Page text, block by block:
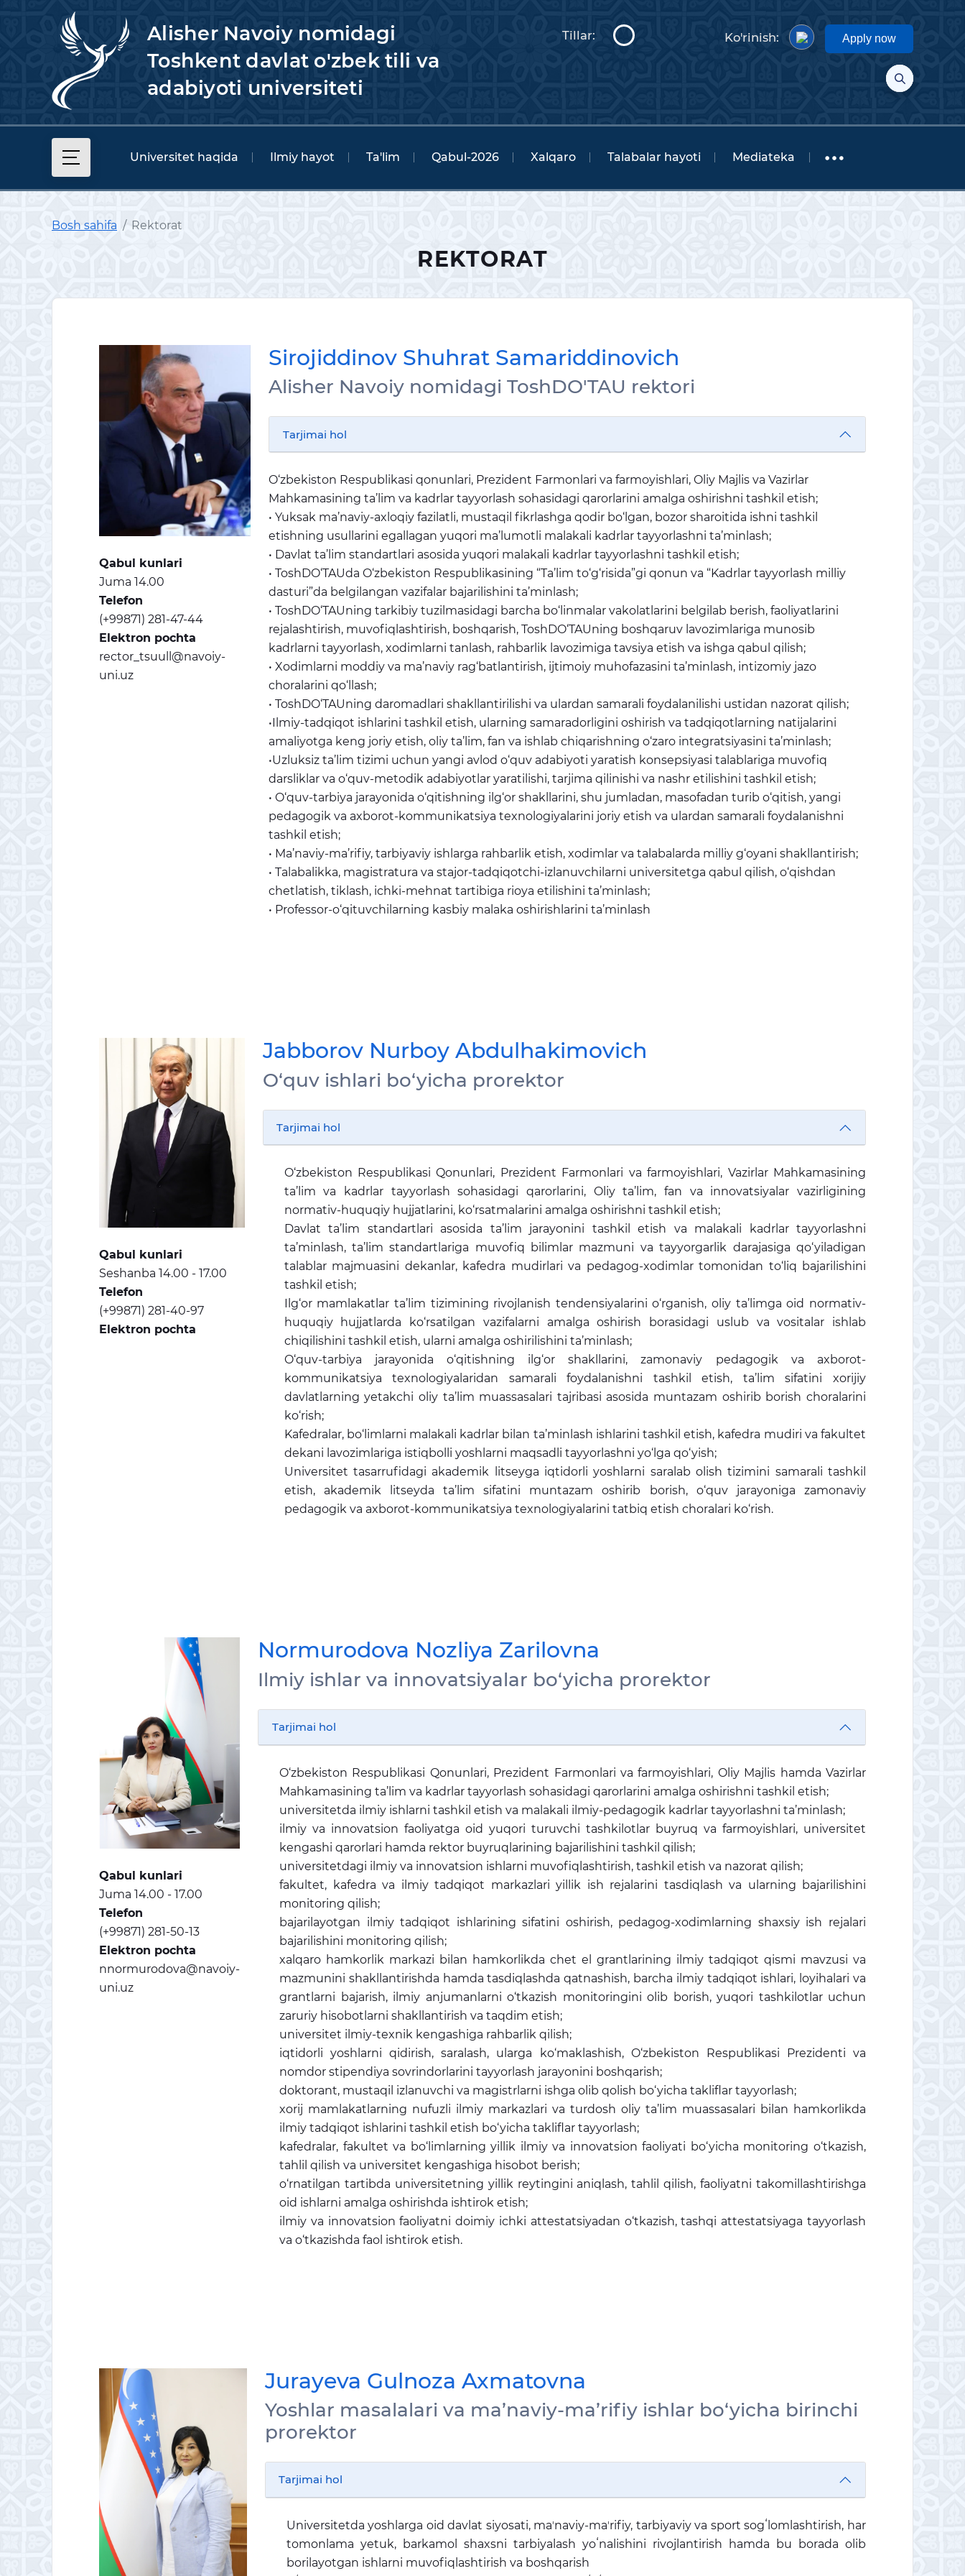
Alisher Navoiy nomidagi
Toshkent davlat o'zbek tili va
adabiyoti universiteti
Tillar: Ko'rinish: Apply now
Universitet haqida Ilmiy hayot Ta'lim Qabul-2026 Xalqaro Talabalar hayoti Mediateka
Bosh sahifa Rektorat
REKTORAT
Qabul kunlari
Juma 14.00
Telefon
(+99871) 281-47-44
Elektron pochta
rector_tsuull@navoiy-
uni.uz
Sirojiddinov Shuhrat Samariddinovich
Alisher Navoiy nomidagi ToshDO'TAU rektori
Tarjimai hol
O‘zbekiston Respublikasi qonunlari, Prezident Farmonlari va farmoyishlari, Oliy Majlis va Vazirlar
Mahkamasining ta’lim va kadrlar tayyorlash sohasidagi qarorlarini amalga oshirishni tashkil etish;
• Yuksak ma’naviy-axloqiy fazilatli, mustaqil fikrlashga qodir bo‘lgan, bozor sharoitida ishni tashkil
etishning usullarini egallagan yuqori ma’lumotli malakali kadrlar tayyorlashni ta’minlash;
• Davlat ta’lim standartlari asosida yuqori malakali kadrlar tayyorlashni tashkil etish;
• ToshDO‘TAUda O‘zbekiston Respublikasining “Ta’lim to‘g‘risida”gi qonun va “Kadrlar tayyorlash milliy
dasturi”da belgilangan vazifalar bajarilishini ta’minlash;
• ToshDO‘TAUning tarkibiy tuzilmasidagi barcha bo‘linmalar vakolatlarini belgilab berish, faoliyatlarini
rejalashtirish, muvofiqlashtirish, boshqarish, ToshDO‘TAUning boshqaruv lavozimlariga munosib
kadrlarni tayyorlash, xodimlarni tanlash, rahbarlik lavozimiga tavsiya etish va ishga qabul qilish;
• Xodimlarni moddiy va ma’naviy rag‘batlantirish, ijtimoiy muhofazasini ta’minlash, intizomiy jazo
choralarini qo‘llash;
• ToshDO‘TAUning daromadlari shakllantirilishi va ulardan samarali foydalanilishi ustidan nazorat qilish;
•Ilmiy-tadqiqot ishlarini tashkil etish, ularning samaradorligini oshirish va tadqiqotlarning natijalarini
amaliyotga keng joriy etish, oliy ta’lim, fan va ishlab chiqarishning o‘zaro integratsiyasini ta’minlash;
•Uzluksiz ta’lim tizimi uchun yangi avlod o‘quv adabiyoti yaratish konsepsiyasi talablariga muvofiq
darsliklar va o‘quv-metodik adabiyotlar yaratilishi, tarjima qilinishi va nashr etilishini tashkil etish;
• O‘quv-tarbiya jarayonida o‘qitishning ilg‘or shakllarini, shu jumladan, masofadan turib o‘qitish, yangi
pedagogik va axborot-kommunikatsiya texnologiyalarini joriy etish va ulardan samarali foydalanishni
tashkil etish;
• Ma’naviy-ma’rifiy, tarbiyaviy ishlarga rahbarlik etish, xodimlar va talabalarda milliy g‘oyani shakllantirish;
• Talabalikka, magistratura va stajor-tadqiqotchi-izlanuvchilarni universitetga qabul qilish, o‘qishdan
chetlatish, tiklash, ichki-mehnat tartibiga rioya etilishini ta’minlash;
• Professor-o‘qituvchilarning kasbiy malaka oshirishlarini ta’minlash
Qabul kunlari
Seshanba 14.00 - 17.00
Telefon
(+99871) 281-40-97
Elektron pochta
Jabborov Nurboy Abdulhakimovich
O‘quv ishlari bo‘yicha prorektor
Tarjimai hol
O‘zbekiston Respublikasi Qonunlari, Prezident Farmonlari va farmoyishlari, Vazirlar Mahkamasining
ta’lim va kadrlar tayyorlash sohasidagi qarorlarini, Oliy ta’lim, fan va innovatsiyalar vazirligining
normativ-huquqiy hujjatlarini, ko‘rsatmalarini amalga oshirishni tashkil etish;
Davlat ta’lim standartlari asosida ta’lim jarayonini tashkil etish va malakali kadrlar tayyorlashni
ta’minlash, ta’lim standartlariga muvofiq bilimlar mazmuni va tayyorgarlik darajasiga qo‘yiladigan
talablar majmuasini dekanlar, kafedra mudirlari va pedagog-xodimlar tomonidan to‘liq bajarilishini
tashkil etish;
Ilg‘or mamlakatlar ta’lim tizimining rivojlanish tendensiyalarini o‘rganish, oliy ta’limga oid normativ-
huquqiy hujjatlarda ko‘rsatilgan vazifalarni amalga oshirish borasidagi uslub va vositalar ishlab
chiqilishini tashkil etish, ularni amalga oshirilishini ta’minlash;
O‘quv-tarbiya jarayonida o‘qitishning ilg‘or shakllarini, zamonaviy pedagogik va axborot-
kommunikatsiya texnologiyalaridan samarali foydalanishni tashkil etish, ta’lim sifatini xorijiy
davlatlarning yetakchi oliy ta’lim muassasalari tajribasi asosida muntazam oshirib borish choralarini
ko‘rish;
Kafedralar, bo‘limlarni malakali kadrlar bilan ta’minlash ishlarini tashkil etish, kafedra mudiri va fakultet
dekani lavozimlariga istiqbolli yoshlarni maqsadli tayyorlashni yo‘lga qo‘yish;
Universitet tasarrufidagi akademik litseyga iqtidorli yoshlarni saralab olish tizimini samarali tashkil
etish, akademik litseyda ta’lim sifatini muntazam oshirib borish, o‘quv jarayoniga zamonaviy
pedagogik va axborot-kommunikatsiya texnologiyalarini tatbiq etish choralari ko‘rish.
Qabul kunlari
Juma 14.00 - 17.00
Telefon
(+99871) 281-50-13
Elektron pochta
nnormurodova@navoiy-
uni.uz
Normurodova Nozliya Zarilovna
Ilmiy ishlar va innovatsiyalar bo‘yicha prorektor
Tarjimai hol
O‘zbekiston Respublikasi Qonunlari, Prezident Farmonlari va farmoyishlari, Oliy Majlis hamda Vazirlar
Mahkamasining ta’lim va kadrlar tayyorlash sohasidagi qarorlarini amalga oshirishni tashkil etish;
universitetda ilmiy ishlarni tashkil etish va malakali ilmiy-pedagogik kadrlar tayyorlashni ta’minlash;
ilmiy va innovatsion faoliyatga oid yuqori turuvchi tashkilotlar buyruq va farmoyishlari, universitet
kengashi qarorlari hamda rektor buyruqlarining bajarilishini tashkil qilish;
universitetdagi ilmiy va innovatsion ishlarni muvofiqlashtirish, tashkil etish va nazorat qilish;
fakultet, kafedra va ilmiy tadqiqot markazlari yillik ish rejalarini tasdiqlash va ularning bajarilishini
monitoring qilish;
bajarilayotgan ilmiy tadqiqot ishlarining sifatini oshirish, pedagog-xodimlarning shaxsiy ish rejalari
bajarilishini monitoring qilish;
xalqaro hamkorlik markazi bilan hamkorlikda chet el grantlarining ilmiy tadqiqot qismi mavzusi va
mazmunini shakllantirishda hamda tasdiqlashda qatnashish, barcha ilmiy tadqiqot ishlari, loyihalari va
grantlarni bajarish, ilmiy anjumanlarni o‘tkazish monitoringini olib borish, yuqori tashkilotlar uchun
zaruriy hisobotlarni shakllantirish va taqdim etish;
universitet ilmiy-texnik kengashiga rahbarlik qilish;
iqtidorli yoshlarni qidirish, saralash, ularga ko‘maklashish, O‘zbekiston Respublikasi Prezidenti va
nomdor stipendiya sovrindorlarini tayyorlash jarayonini boshqarish;
doktorant, mustaqil izlanuvchi va magistrlarni ishga olib qolish bo‘yicha takliflar tayyorlash;
xorij mamlakatlarning nufuzli ilmiy markazlari va turdosh oliy ta’lim muassasalari bilan hamkorlikda
ilmiy tadqiqot ishlarini tashkil etish bo‘yicha takliflar tayyorlash;
kafedralar, fakultet va bo‘limlarning yillik ilmiy va innovatsion faoliyati bo‘yicha monitoring o‘tkazish,
tahlil qilish va universitet kengashiga hisobot berish;
o‘rnatilgan tartibda universitetning yillik reytingini aniqlash, tahlil qilish, faoliyatni takomillashtirishga
oid ishlarni amalga oshirishda ishtirok etish;
ilmiy va innovatsion faoliyatni doimiy ichki attestatsiyadan o‘tkazish, tashqi attestatsiyaga tayyorlash
va o‘tkazishda faol ishtirok etish.
Jurayeva Gulnoza Axmatovna
Yoshlar masalalari va ma’naviy-ma’rifiy ishlar bo‘yicha birinchi
prorektor
Tarjimai hol
Universitetda yoshlarga oid davlat siyosati, maʼnaviy-maʼrifiy, tarbiyaviy va sport sogʻlomlashtirish, har
tomonlama yetuk, barkamol shaxsni tarbiyalash yoʻnalishini rivojlantirish hamda bu borada olib
borilayotgan ishlarni muvofiqlashtirish va boshqarish